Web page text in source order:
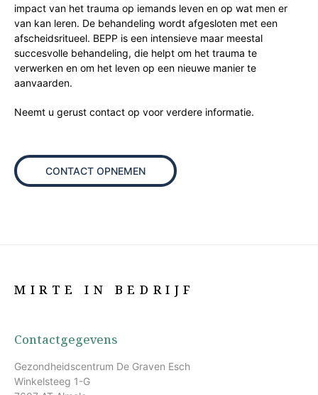
impact van het trauma op iemands leven en op wat men er
van kan leren. De behandeling wordt afgesloten met een
afscheidsritueel. BEPP is een intensieve maar meestal
succesvolle behandeling, die helpt om het trauma te
verwerken en om het leven op een nieuwe manier te
aanvaarden.
Neemt u gerust contact op voor verdere informatie.
CONTACT OPNEMEN
MIRTE IN BEDRIJF
Contactgegevens
Gezondheidscentrum De Graven Esch
Winkelsteeg 1-G